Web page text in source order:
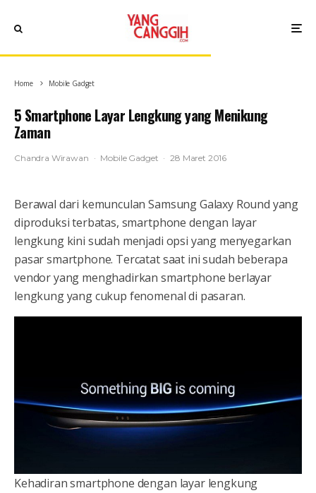
Home Mobile Gadget
5 Smartphone Layar Lengkung yang Menikung
Zaman
Chandra Wirawan · Mobile Gadget · 28 Maret 2016
Berawal dari kemunculan Samsung Galaxy Round yang
diproduksi terbatas, smartphone dengan layar
lengkung kini sudah menjadi opsi yang menyegarkan
pasar smartphone. Tercatat saat ini sudah beberapa
vendor yang menghadirkan smartphone berlayar
lengkung yang cukup fenomenal di pasaran.
Kehadiran smartphone dengan layar lengkung